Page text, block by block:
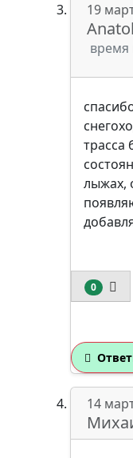
19
время
трасса
лыжах,
0
14